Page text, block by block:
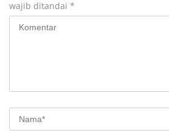
wajib ditandai *